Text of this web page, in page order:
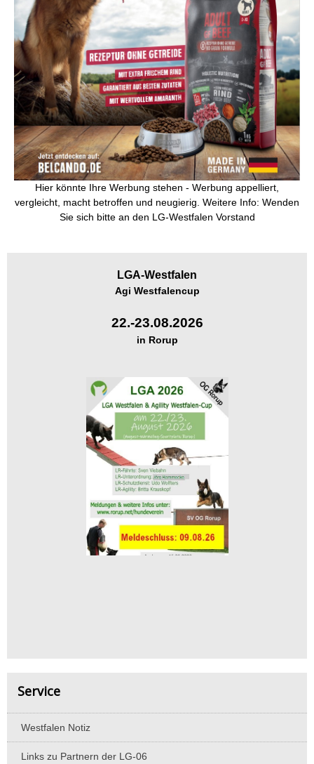
Hier könnte Ihre Werbung stehen - Werbung appelliert,
vergleicht, macht betroffen und neugierig. Weitere Info: Wenden
Sie sich bitte an den LG-Westfalen Vorstand
LGA-Westfalen
Agi Westfalencup
22.-23.08.2026
in Rorup
Service
Westfalen Notiz
Links zu Partnern der LG-06